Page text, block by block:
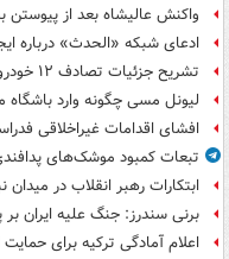
واکنش عالیشاه بعد از پیوستن
ادعای شبکه «الحدث» درباره
تشریح جزئیات تصادف ۱۲ خودرو با ۱۹ مصدوم
لیونل مسی چگونه وارد باشگاه
افشای اقدامات غیراخلاقی
تبعات کمبود موشک‌های
ابتکارات رهبر انقلاب در میدان
برنی سندرز: جنگ علیه ایران
اعلام آمادگی ترکیه برای حمایت